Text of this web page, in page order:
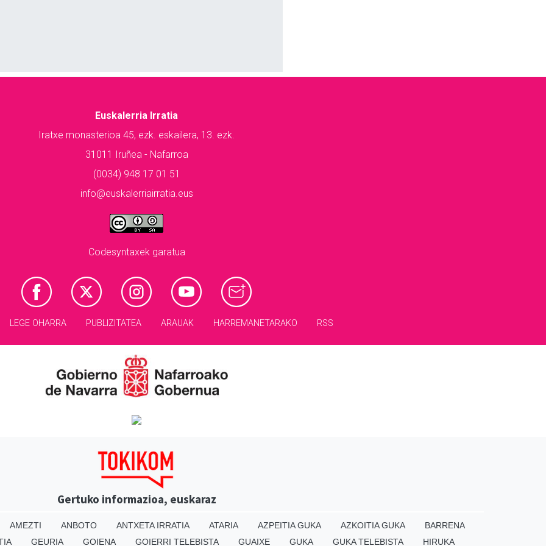
Euskalerria Irratia
Iratxe monasterioa 45, ezk. eskailera, 13. ezk.
31011 Iruñea - Nafarroa
(0034) 948 17 01 51
info@euskalerriairratia.eus
Codesyntaxek garatua
LEGE OHARRA PUBLIZITATEA ARAUAK HARREMANETARAKO RSS
Gertuko informazioa, euskaraz
AMEZTI ANBOTO ANTXETA IRRATIA ATARIA AZPEITIA GUKA AZKOITIA GUKA
BARRENA
GEURIA GOIENA GOIERRI TELEBISTA GUAIXE GUKA GUKA TELEBISTA HIRUKA